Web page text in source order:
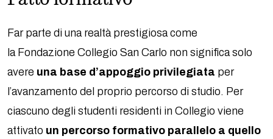
Far parte di una realtà prestigiosa come
la Fondazione Collegio San Carlo non significa solo
avere una base d’appoggio privilegiata per
l’avanzamento del proprio percorso di studio. Per
ciascuno degli studenti residenti in Collegio viene
attivato un percorso formativo parallelo a quello